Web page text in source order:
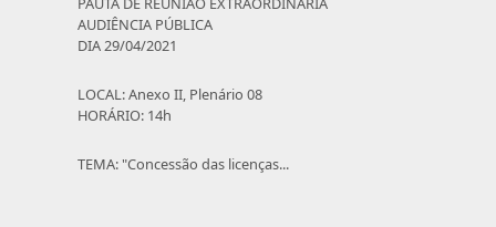
AUDIÊNCIA PÚBLICA
DIA 29/04/2021
LOCAL: Anexo II, Plenário 08
HORÁRIO: 14h
TEMA: "Concessão das licenças...